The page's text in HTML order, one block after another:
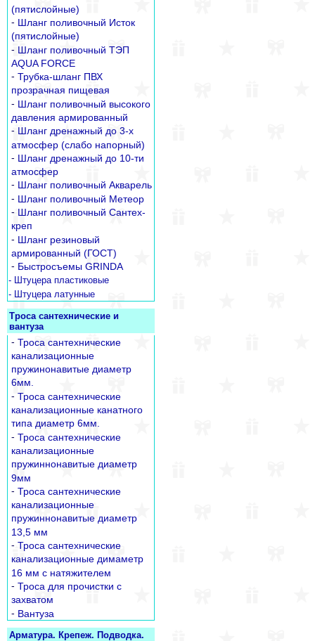
(пятислойные)
- Шланг поливочный Исток
(пятислойные)
- Шланг поливочный ТЭП
AQUA FORCE
- Трубка-шланг ПВХ
прозрачная пищевая
- Шланг поливочный высокого
давления армированный
- Шланг дренажный до 3-х
атмосфер (слабо напорный)
- Шланг дренажный до 10-ти
атмосфер
- Шланг поливочный Акварель
- Шланг поливочный Метеор
- Шланг поливочный Сантех-
креп
- Шланг резиновый
армированный (ГОСТ)
- Быстросъемы GRINDA
- Штуцера пластиковые
- Штуцера латунные
Троса сантехнические и
вантуза
- Троса сантехнические
канализационные
пружинонавитые диаметр
6мм.
- Троса сантехнические
канализационные канатного
типа диаметр 6мм.
- Троса сантехнические
канализационные
пружиннонавитые диаметр
9мм
- Троса сантехнические
канализационные
пружиннонавитые диаметр
13,5 мм
- Троса сантехнические
канализационные димаметр
16 мм с натяжителем
- Троса для прочистки с
захватом
- Вантуза
Арматура. Крепеж. Подводка.